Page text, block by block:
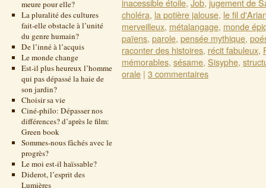
meure pour elle?
La pluralité des cultures
fait-elle obstacle à l’unité
du genre humain?
De l’inné à l’acquis
Le monde change
Est-il plus heureux l’homme
qui pas dépassé la haie de
son jardin?
Choisir sa vie
Ciné-philo: Dépasser nos
différences? d’après le film:
Green book
Sommes-nous fâchés avec le
progrès?
Le moi est-il haïssable?
Diderot, l’esprit des
Lumières
inacessible étoile, Job, jugement de
choléra, la potière jalouse, le fil
merveilleux, métalangage, monde
païens, parole, pensée mythique,
raconter des histoires, récit fabuleux,
mémorables, sésame, Sisyphe,
orale | 3 commentaires